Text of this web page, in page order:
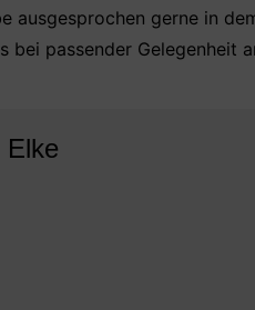
ausgesprochen gerne in
bei passender Gelegenheit
Elke